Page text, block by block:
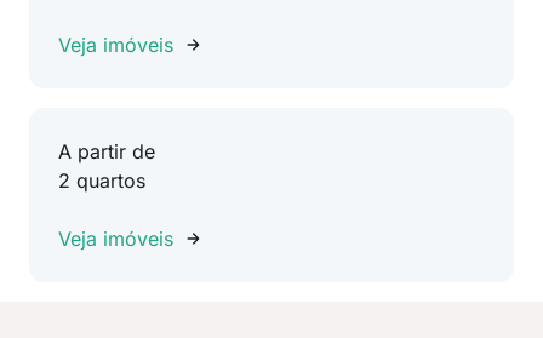
Veja imóveis
A partir de
2 quartos
Veja imóveis